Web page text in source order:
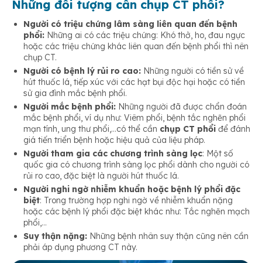
Những đối tượng cần chụp CT phổi?
Người có triệu chứng lâm sàng liên quan đến bệnh
phổi: Những ai có các triệu chứng: Khó thở, ho, đau ngực
hoặc các triệu chứng khác liên quan đến bệnh phổi thì nên
chụp CT.
Người có bệnh lý rủi ro cao: Những người có tiền sử về
hút thuốc lá, tiếp xúc với các hạt bụi độc hại hoặc có tiền
sử gia đình mắc bệnh phổi.
Người mắc bệnh phổi: Những người đã được chẩn đoán
mắc bệnh phổi, ví dụ như: Viêm phổi, bệnh tắc nghẽn phổi
mạn tính, ung thư phổi,…có thể cần chụp CT phổi để đánh
giá tiến triển bệnh hoặc hiệu quả của liệu pháp.
Người tham gia các chương trình sàng lọc: Một số
quốc gia có chương trình sàng lọc phổi dành cho người có
rủi ro cao, đặc biệt là người hút thuốc lá.
Người nghi ngờ nhiễm khuẩn hoặc bệnh lý phổi đặc
biệt: Trong trường hợp nghi ngờ về nhiễm khuẩn nặng
hoặc các bệnh lý phổi đặc biệt khác như: Tắc nghẽn mạch
phổi,…
Suy thận nặng: Những bệnh nhân suy thận cũng nên cần
phải áp dụng phương CT này.